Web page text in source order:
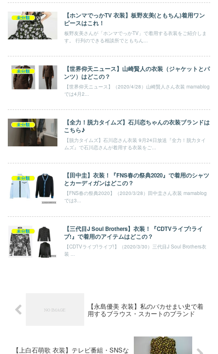
未分類
【ホンマでっかTV 衣装】板野友美(ともちん)着用ワン
ピースはこれ！
板野友美さんが「ホンマでっかTV」で着用する衣装をご紹介しま
す。 行列のできる相談所でともちん...
未分類
【世界仰天ニュース】山崎賢人の衣装（ジャケットとパ
ンツ）はどこの？
【世界仰天ニュース】（2020/4/28）山崎賢人さん衣装 mamablog
では4月2...
未分類
【全力！脱力タイムズ】石川恋ちゃんの衣装ブランドは
こちら♪
【脱力タイムズ】石川恋さん衣装 9月24日放送『全力！脱力タイ
ムズ』で石川恋さんが着用する衣装をご...
未分類
【田中圭】衣装！『FNS春の祭典2020』で着用のシャツ
とカーディガンはどこの？
【FNS春の祭典2020】（2020/3/28）田中圭さん衣装 mamablog
では3...
未分類
【三代目J Soul Brothers】衣装！『CDTVライブ!ライ
ブ!』で着用のアイテムはどこの？
【CDTVライブ!ライブ!】（2020/3/30）三代目J Soul Brothers衣
装 ...
【永島優美 衣装】私のバカせまい史で着
用するブラウス・スカートのブランド
【上白石萌歌 衣装】テレビ番組・SNSな